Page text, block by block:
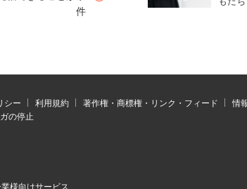
ク企業だと思
54.4％）、以降
）、「転職して
件
シー 利用規約 著作権・商標権・リンク・フィード
情
の停止
様向けサービス